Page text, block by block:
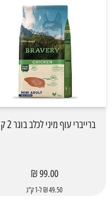
ברייברי עוף מיני לכלב בוגר 2 ק"ג
99.00 ₪
49.50 ₪ ל-1 ק"ג